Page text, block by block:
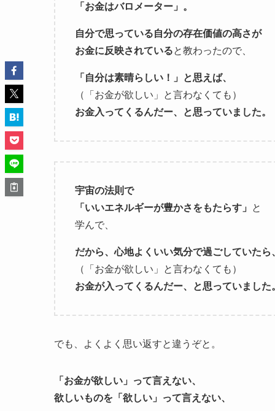
「お金はバロメーター」。
自分で思っている自分の存在価値の高さが
お金に反映されていると教わったので、
「自分は素晴らしい！」と思えば、
（「お金が欲しい」と言わなくても）
お金入ってくるんだー、と思っていました。
宇宙の法則で
「いいエネルギーが豊かさをもたらす」
と
学んで、
だから、心地よくいい気分で過ごしていたら
（「お金が欲しい」と言わなくても）
お金が入ってくるんだー、と思っていました
でも、よくよく思い返すと違うぞと。
「お金が欲しい」って言えない、
欲しいものを「欲しい」って言えない、